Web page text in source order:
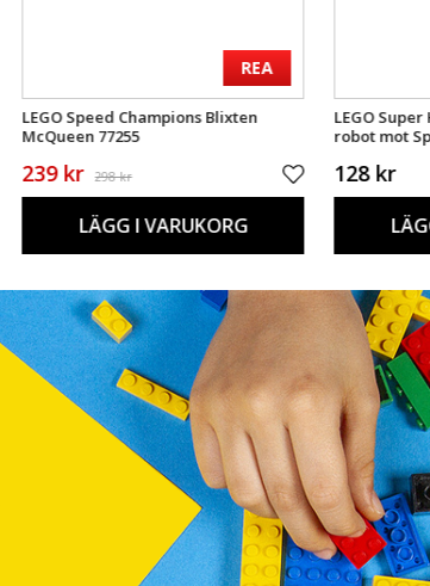
REA
LEGO Speed Champions Blixten
McQueen 77255
239 kr 298 kr
LÄGG I VARUKORG
LEGO
robot mot
128 kr